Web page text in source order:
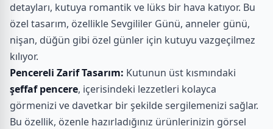
detayları, kutuya romantik ve lüks bir hava katıyor. Bu
özel tasarım, özellikle Sevgililer Günü, anneler günü,
nişan, düğün gibi özel günler için kutuyu vazgeçilmez
kılıyor.
Pencereli Zarif Tasarım: Kutunun üst kısmındaki
şeffaf pencere, içerisindeki lezzetleri kolayca
görmenizi ve davetkar bir şekilde sergilemenizi sağlar.
Bu özellik, özenle hazırladığınız ürünlerinizin görsel